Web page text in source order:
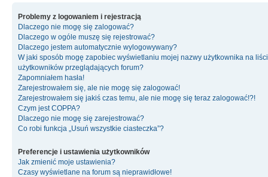
Problemy z logowaniem i rejestracją
Dlaczego nie mogę się zalogować?
Dlaczego w ogóle muszę się rejestrować?
Dlaczego jestem automatycznie wylogowywany?
W jaki sposób mogę zapobiec wyświetlaniu mojej nazwy użytkownika na
użytkowników przeglądających forum?
Zapomniałem hasła!
Zarejestrowałem się, ale nie mogę się zalogować!
Zarejestrowałem się jakiś czas temu, ale nie mogę się teraz zalogować!?!
Czym jest COPPA?
Dlaczego nie mogę się zarejestrować?
Co robi funkcja „Usuń wszystkie ciasteczka”?
Preferencje i ustawienia użytkowników
Jak zmienić moje ustawienia?
Czasy wyświetlane na forum są nieprawidłowe!